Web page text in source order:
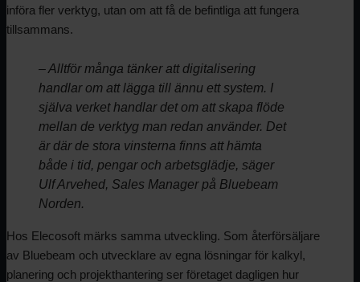
införa fler verktyg, utan om att få de befintliga att fungera
tillsammans.
– Alltför många tänker att digitalisering
handlar om att lägga till ännu ett system. I
själva verket handlar det om att skapa flöde
mellan de verktyg man redan använder. Det
är där de stora vinsterna finns att hämta
både i tid, pengar och arbetsglädje, säger
Ulf Arvehed, Sales Manager på Bluebeam
Norden.
Hos Elecosoft märks samma utveckling. Som återförsäljare
av Bluebeam och utvecklare av egna lösningar för kalkyl,
planering och projekthantering ser företaget dagligen hur